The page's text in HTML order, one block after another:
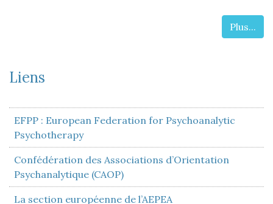
Plus...
Liens
EFPP : European Federation for Psychoanalytic
Psychotherapy
Confédération des Associations d’Orientation
Psychanalytique (CAOP)
La section européenne de l’AEPEA